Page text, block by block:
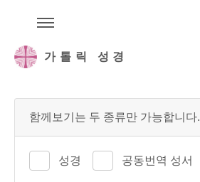
가톨릭 성경
함께보기는 두 종류만 가능합니다.
성경 공동번역 성서